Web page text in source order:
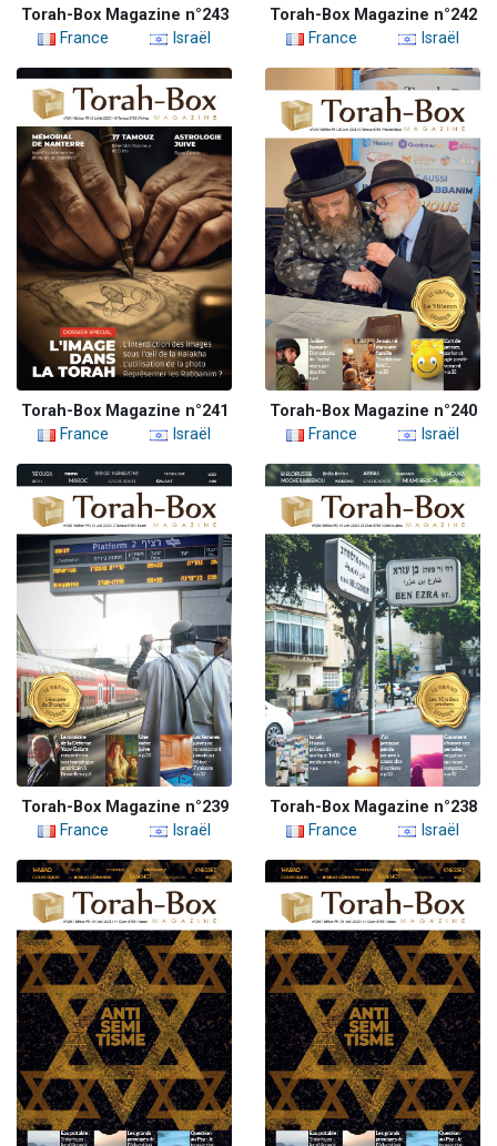
Torah-Box Magazine n°243
France
Israël
Torah-Box Magazine n°242
France
Israël
Torah-Box Magazine n°241
France
Israël
Torah-Box Magazine n°240
France
Israël
Torah-Box Magazine n°239
France
Israël
Torah-Box Magazine n°238
France
Israël